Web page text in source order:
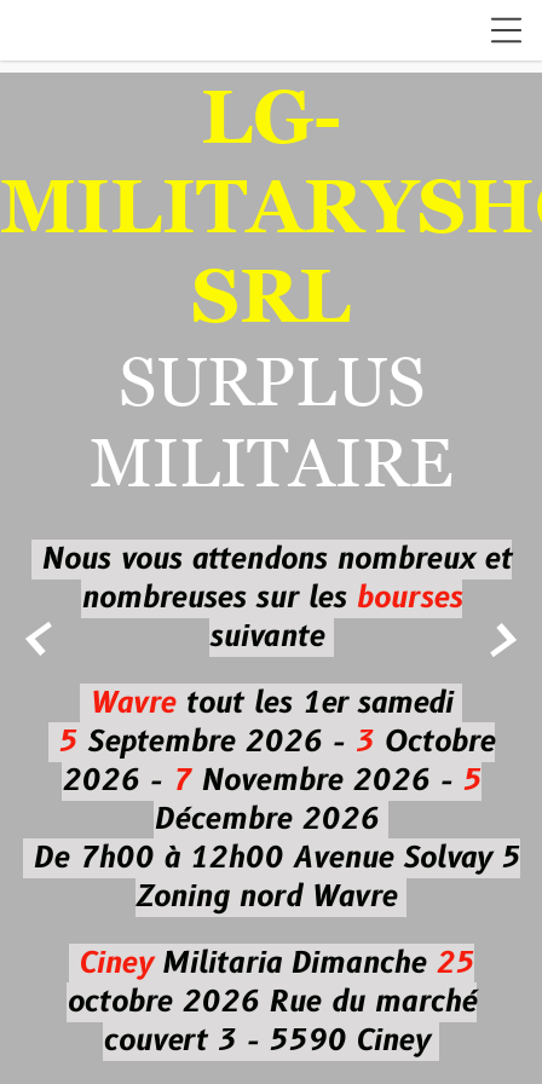
 
LG-
SRL
SURPLUS
MILITAIRE
Nous vous attendons nombreux et
nombreuses sur les bourses
suivante
Wavretout les 1er samedi
5Septembre 2026 - 3Octobre
2026 -7Novembre 2026 - 5
Décembre 2026
De 7h00 à 12h00 Avenue Solvay 5
Zoning nord Wavre
CineyMilitaria Dimanche 25
octobre 2026Rue du marché
couvert 3 - 5590 Ciney